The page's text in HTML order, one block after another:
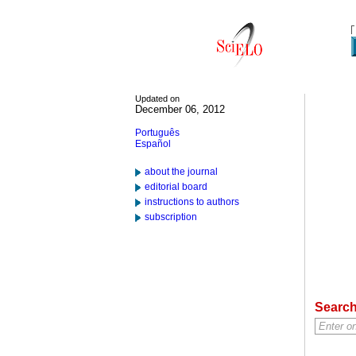
Updated on
December 06, 2012
Português
Español
about the journal
editorial board
instructions to authors
subscription